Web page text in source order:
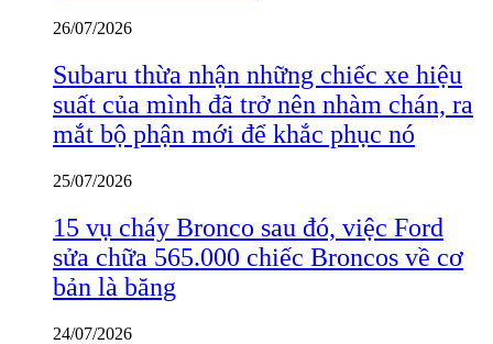
26/07/2026
Subaru thừa nhận những chiếc xe hiệu
suất của mình đã trở nên nhàm chán, ra
mắt bộ phận mới để khắc phục nó
25/07/2026
15 vụ cháy Bronco sau đó, việc Ford
sửa chữa 565.000 chiếc Broncos về cơ
bản là băng
24/07/2026